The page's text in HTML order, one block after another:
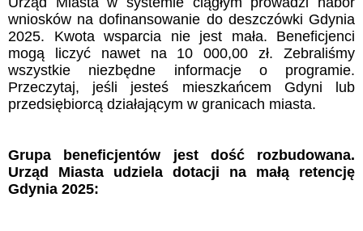
wniosków na dofinansowanie do deszczówki Gdynia
2025. Kwota wsparcia nie jest mała. Beneficjenci
mogą liczyć nawet na 10 000,00 zł. Zebraliśmy
wszystkie niezbędne informacje o programie.
Przeczytaj, jeśli jesteś mieszkańcem Gdyni lub
przedsiębiorcą działającym w granicach miasta.
Grupa beneficjentów jest dość rozbudowana.
Urząd Miasta udziela dotacji na małą retencję
Gdynia 2025: